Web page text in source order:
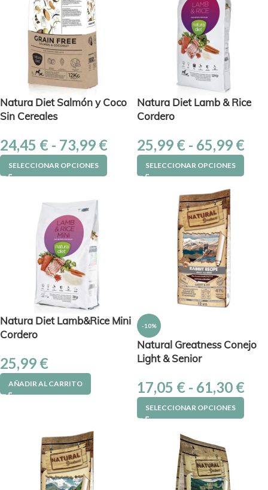
Natura Diet Salmón y Coco
Sin Cereales
24,45 € - 73,99 €
SELECCIONAR OPCIONES
Natura Diet Lamb & Rice
Cordero
25,99 € - 65,99 €
SELECCIONAR OPCIONES
Natura Diet Lamb&Rice Mini
Cordero
25,99 €
AÑADIR AL CARRITO
-10%
Natural Greatness Conejo
Light & Senior
17,05 € - 61,30 €
SELECCIONAR OPCIONES